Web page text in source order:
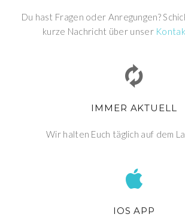
Du hast Fragen oder Anregungen?
kurze Nachricht über unser
IMMER AKTUELL
Wir halten Euch täglich auf dem
IOS APP